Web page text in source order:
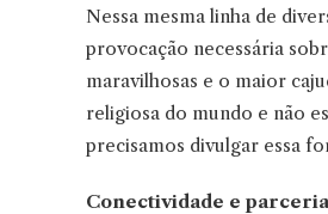
Nessa mesma linha de
provocação necessária
maravilhosas e o maior
religiosa do mundo e não
precisamos divulgar essa
Conectividade e